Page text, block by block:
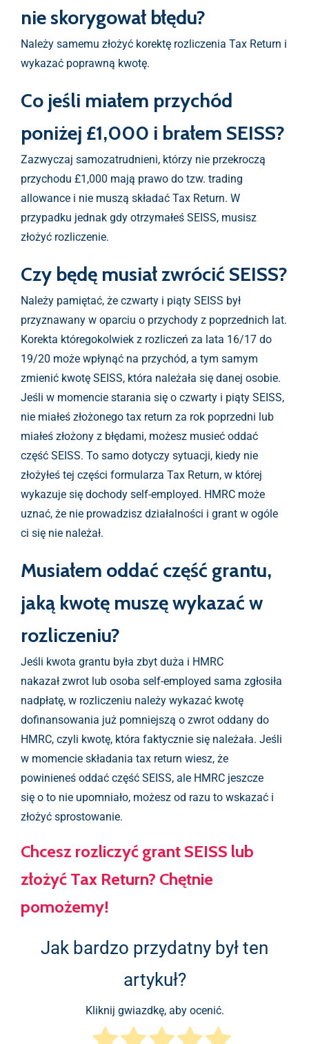
nie skorygował błędu?
Należy samemu złożyć korektę rozliczenia Tax Return i
wykazać poprawną kwotę.
Co jeśli miałem przychód
poniżej £1,000 i brałem SEISS?
Zazwyczaj samozatrudnieni, którzy nie przekroczą
przychodu £1,000 mają prawo do tzw. trading
allowance i nie muszą składać Tax Return. W
przypadku jednak gdy otrzymałeś SEISS, musisz
złożyć rozliczenie.
Czy będę musiał zwrócić SEISS?
Należy pamiętać, że czwarty i piąty SEISS był
przyznawany w oparciu o przychody z poprzednich lat.
Korekta któregokolwiek z rozliczeń za lata 16/17 do
19/20 może wpłynąć na przychód, a tym samym
zmienić kwotę SEISS, która należała się danej osobie.
Jeśli w momencie starania się o czwarty i piąty SEISS,
nie miałeś złożonego tax return za rok poprzedni lub
miałeś złożony z błędami, możesz musieć oddać
część SEISS. To samo dotyczy sytuacji, kiedy nie
złożyłeś tej części formularza Tax Return, w której
wykazuje się dochody self-employed. HMRC może
uznać, że nie prowadzisz działalności i grant w ogóle
ci się nie należał.
Musiałem oddać część grantu,
jaką kwotę muszę wykazać w
rozliczeniu?
Jeśli kwota grantu była zbyt duża i HMRC
nakazał zwrot lub osoba self-employed sama zgłosiła
nadpłatę, w rozliczeniu należy wykazać kwotę
dofinansowania już pomniejszą o zwrot oddany do
HMRC, czyli kwotę, która faktycznie się należała. Jeśli
w momencie składania tax return wiesz, że
powinieneś oddać część SEISS, ale HMRC jeszcze
się o to nie upomniało, możesz od razu to wskazać i
złożyć sprostowanie.
Chcesz rozliczyć grant SEISS lub
złożyć Tax Return? Chętnie
pomożemy!
Jak bardzo przydatny był ten
artykuł?
Kliknij gwiazdkę, aby ocenić.